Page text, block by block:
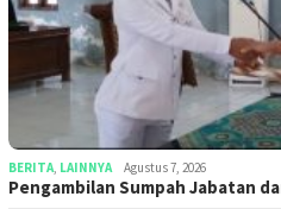
BERITA, LAINNYA Agustus 7, 2026
Pengambilan Sumpah Jabatan